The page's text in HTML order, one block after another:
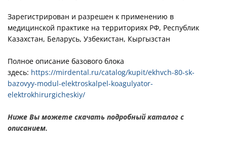
Зарегистрирован и разрешен к применению в
медицинской практике на территориях РФ, Республик
Казахстан, Беларусь, Узбекистан, Кыргызстан
Полное описание базового блока
здесь: https://mirdental.ru/catalog/kupit/ekhvch-80-sk-
bazovyy-modul-elektroskalpel-koagulyator-
elektrokhirurgicheskiy/
Ниже Вы можете скачать подробный каталог с
описанием.